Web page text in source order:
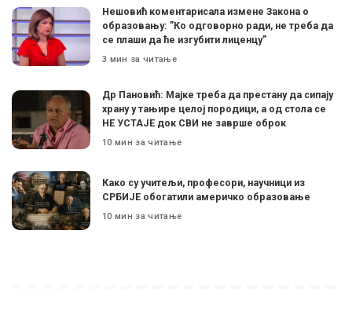
Нешовић коментарисала измене Закона о
образовању: ”Ко одговорно ради, не треба да
се плаши да ће изгубити лиценцу”
3 мин за читање
Др Пановић: Мајке треба да престану да сипају
храну у тањире целој породици, а од стола се
НЕ УСТАЈЕ док СВИ не заврше оброк
10 мин за читање
Како су учитељи, професори, научници из
СРБИЈЕ обогатили америчко образовање
10 мин за читање